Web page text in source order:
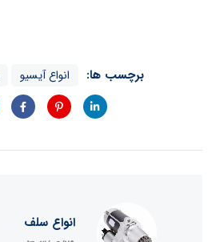
برچسب ها: انواع آیسیو
انواع سلف